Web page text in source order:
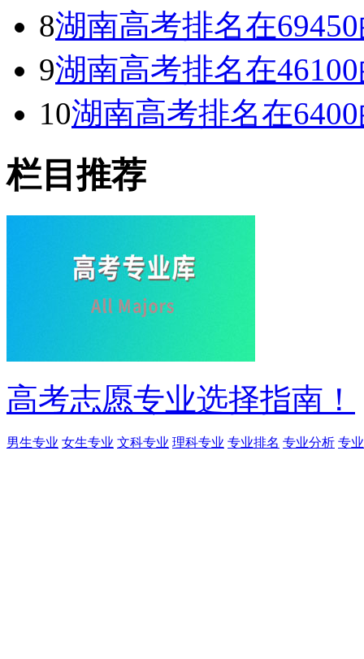
8湖南高考排名在
9湖南高考排名在
10湖南高考排名在
栏目推荐
高考志愿专业选择指南！
男生专业 女生专业 文科专业 理科专业 专业排名 专业分析 专